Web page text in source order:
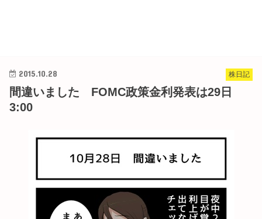
株日記
2015.10.28
間違いました FOMC政策金利発表は29日
3:00